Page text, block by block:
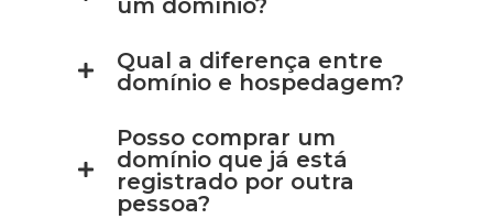
um domínio?
Qual a diferença entre
domínio e hospedagem?
Posso comprar um
domínio que já está
registrado por outra
pessoa?